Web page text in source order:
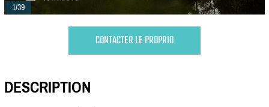
1/39
CONTACTER LE PROPRIO
DESCRIPTION